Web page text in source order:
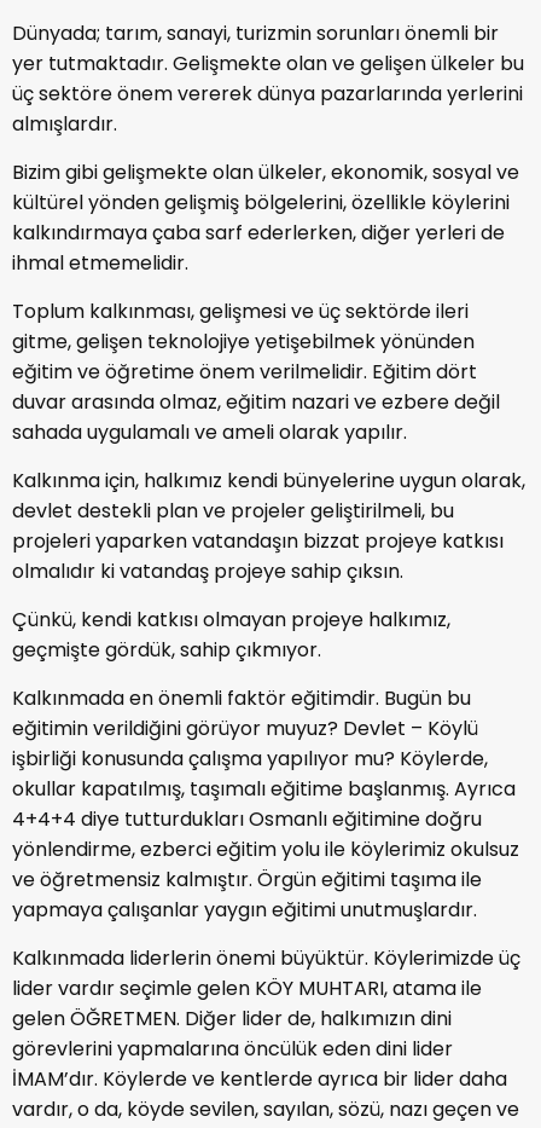
Dünyada; tarım, sanayi, turizmin sorunları önemli bir
yer tutmaktadır. Gelişmekte olan ve gelişen ülkeler bu
üç sektöre önem vererek dünya pazarlarında yerlerini
almışlardır.
Bizim gibi gelişmekte olan ülkeler, ekonomik, sosyal ve
kültürel yönden gelişmiş bölgelerini, özellikle köylerini
kalkındırmaya çaba sarf ederlerken, diğer yerleri de
ihmal etmemelidir.
Toplum kalkınması, gelişmesi ve üç sektörde ileri
gitme, gelişen teknolojiye yetişebilmek yönünden
eğitim ve öğretime önem verilmelidir. Eğitim dört
duvar arasında olmaz, eğitim nazari ve ezbere değil
sahada uygulamalı ve ameli olarak yapılır.
Kalkınma için, halkımız kendi bünyelerine uygun olarak,
devlet destekli plan ve projeler geliştirilmeli, bu
projeleri yaparken vatandaşın bizzat projeye katkısı
olmalıdır ki vatandaş projeye sahip çıksın.
Çünkü, kendi katkısı olmayan projeye halkımız,
geçmişte gördük, sahip çıkmıyor.
Kalkınmada en önemli faktör eğitimdir. Bugün bu
eğitimin verildiğini görüyor muyuz? Devlet – Köylü
işbirliği konusunda çalışma yapılıyor mu? Köylerde,
okullar kapatılmış, taşımalı eğitime başlanmış. Ayrıca
4+4+4 diye tutturdukları Osmanlı eğitimine doğru
yönlendirme, ezberci eğitim yolu ile köylerimiz okulsuz
ve öğretmensiz kalmıştır. Örgün eğitimi taşıma ile
yapmaya çalışanlar yaygın eğitimi unutmuşlardır.
Kalkınmada liderlerin önemi büyüktür. Köylerimizde üç
lider vardır seçimle gelen KÖY MUHTARI, atama ile
gelen ÖĞRETMEN. Diğer lider de, halkımızın dini
görevlerini yapmalarına öncülük eden dini lider
İMAM’dır. Köylerde ve kentlerde ayrıca bir lider daha
vardır, o da, köyde sevilen, sayılan, sözü, nazı geçen ve